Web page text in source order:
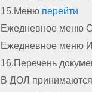
15.Меню перейти
Ежедневное меню
Ежедневное меню
16.Перечень
В ДОЛ принимаются